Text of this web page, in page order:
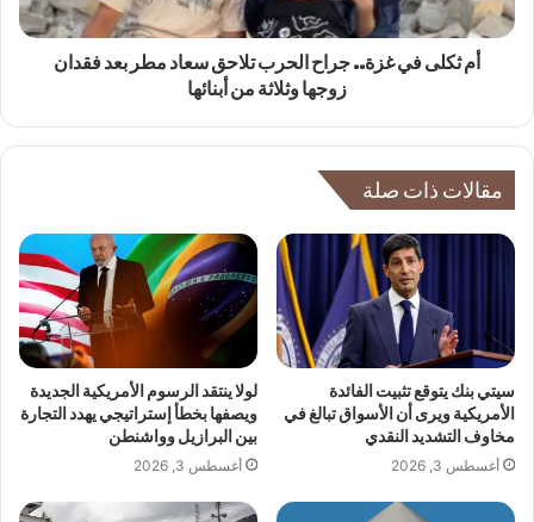
أم ثكلى في غزة.. جراح الحرب تلاحق سعاد مطر بعد فقدان
زوجها وثلاثة من أبنائها
مقالات ذات صلة
سيتي بنك يتوقع تثبيت الفائدة
الأمريكية ويرى أن الأسواق تبالغ في
مخاوف التشديد النقدي
أغسطس 3, 2026
لولا ينتقد الرسوم الأمريكية الجديدة
ويصفها بخطأ إستراتيجي يهدد التجارة
بين البرازيل وواشنطن
أغسطس 3, 2026